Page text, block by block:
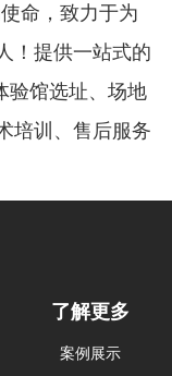
命，致力于为
！提供一站式的
验馆选址、场地
培训、售后服务
了解更多
案例展示